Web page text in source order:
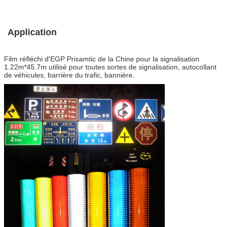
Application
Film réfléchi d'EGP Prisamtic de la Chine pour la signalisation
1.22m*45.7m utilisé pour toutes sortes de signalisation, autocollant
de véhicules, barrière du trafic, bannière.